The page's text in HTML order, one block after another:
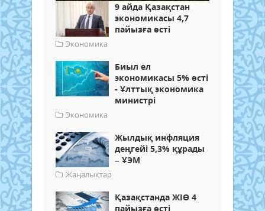
9 айда Қазақстан
экономикасы 4,7
пайызға өсті
Экономика
Биыл ел
экономикасы 5% өсті
- Ұлттық экономика
министрі
Экономика
Жылдық инфляция
деңгейі 5,3% құрады
– ҰЭМ
Жаңалықтар
Қазақстанда ЖІӨ 4
пайызға өсті